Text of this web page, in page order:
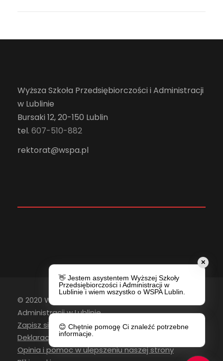
Wyższa Szkoła Przedsiębiorczości i Administracji
w Lublinie
Bursaki 12, 20-150 Lublin
tel. 607-510-882
rektorat@wspa.pl
© 2020 Wyższa Szkoła Przedsiębiorczości i
Administracji w Lublinie
Zapisz się do newslettera
Deklaracja Dostępności
Opinia i pomoc w ulepszeniu naszej strony
✕
👋 Jestem asystentem Wyższej Szkoły
Przedsiębiorczości i Administracji w
Lublinie i wiem wszystko o WSPA Lublin.
😊 Chętnie pomogę Ci znaleźć potrzebne
informacje.